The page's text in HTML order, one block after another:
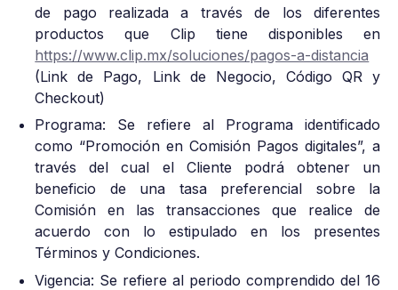
de pago realizada a través de los diferentes
productos que Clip tiene disponibles en
https://www.clip.mx/soluciones/pagos-a-distancia
(Link de Pago, Link de Negocio, Código QR y
Checkout)
Programa: Se refiere al Programa identificado
como “Promoción en Comisión Pagos digitales”, a
través del cual el Cliente podrá obtener un
beneficio de una tasa preferencial sobre la
Comisión en las transacciones que realice de
acuerdo con lo estipulado en los presentes
Términos y Condiciones.
Vigencia: Se refiere al periodo comprendido del 16